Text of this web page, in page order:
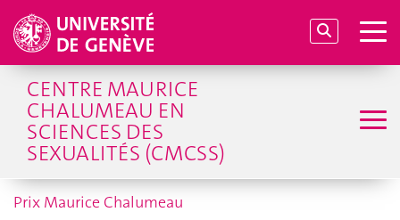
CENTRE MAURICE
CHALUMEAU EN
SCIENCES DES
SEXUALITÉS (CMCSS)
Prix Maurice Chalumeau